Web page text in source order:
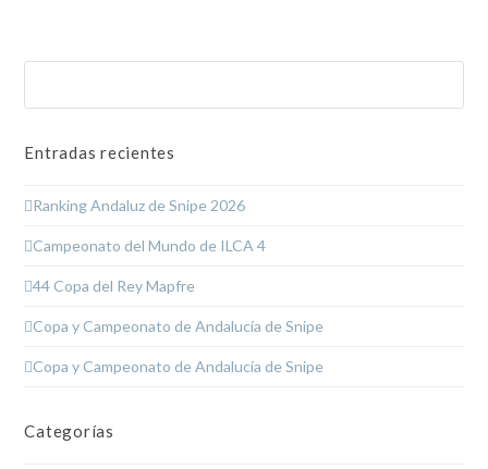
Entradas recientes
Ranking Andaluz de Snipe 2026
Campeonato del Mundo de ILCA 4
44 Copa del Rey Mapfre
Copa y Campeonato de Andalucía de Snipe
Copa y Campeonato de Andalucía de Snipe
Categorías